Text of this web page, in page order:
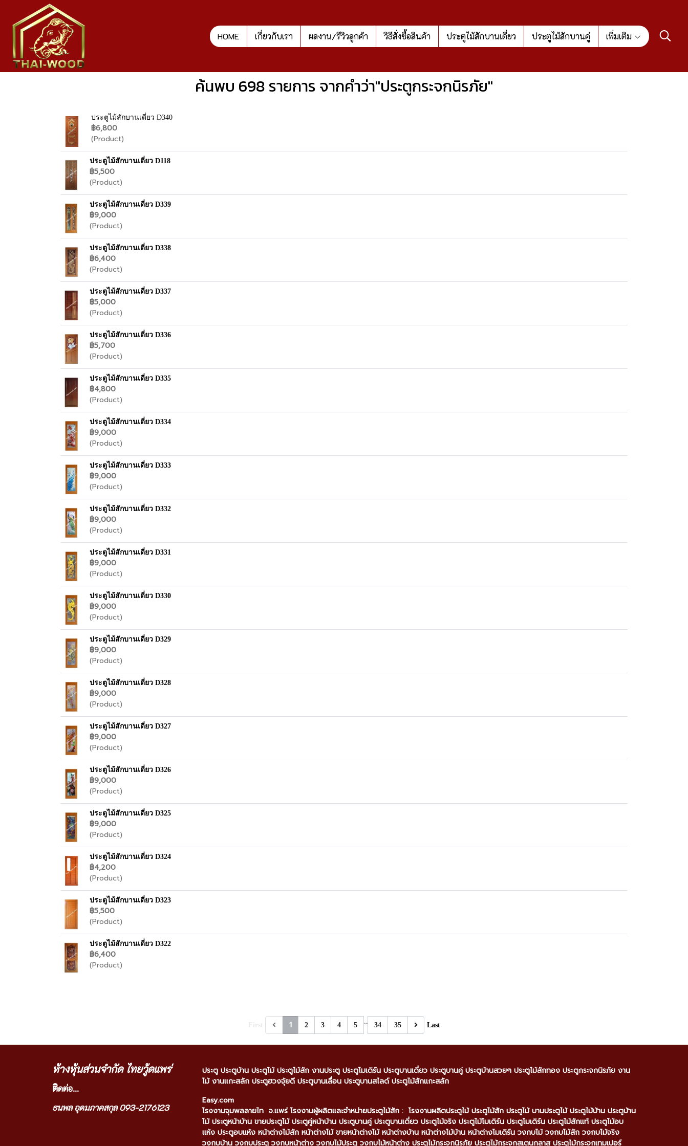
HOME เกี่ยวกับเรา ผลงาน/รีวิวลูกค้า วิธีสั่งซื้อสินค้า ประตูไม้สักบานเดี่ยว ประตูไม้สักบานคู่ เพิ่มเติม
ค้นพบ 698 รายการ จากคำว่า"ประตูกระจกนิรภัย"
ประตูไม้สักบานเดี่ยว D340
฿6,800
(Product)
ประตูไม้สักบานเดี่ยว D118
฿5,500
(Product)
ประตูไม้สักบานเดี่ยว D339
฿9,000
(Product)
ประตูไม้สักบานเดี่ยว D338
฿6,400
(Product)
ประตูไม้สักบานเดี่ยว D337
฿5,000
(Product)
ประตูไม้สักบานเดี่ยว D336
฿5,700
(Product)
ประตูไม้สักบานเดี่ยว D335
฿4,800
(Product)
ประตูไม้สักบานเดี่ยว D334
฿9,000
(Product)
ประตูไม้สักบานเดี่ยว D333
฿9,000
(Product)
ประตูไม้สักบานเดี่ยว D332
฿9,000
(Product)
ประตูไม้สักบานเดี่ยว D331
฿9,000
(Product)
ประตูไม้สักบานเดี่ยว D330
฿9,000
(Product)
ประตูไม้สักบานเดี่ยว D329
฿9,000
(Product)
ประตูไม้สักบานเดี่ยว D328
฿9,000
(Product)
ประตูไม้สักบานเดี่ยว D327
฿9,000
(Product)
ประตูไม้สักบานเดี่ยว D326
฿9,000
(Product)
ประตูไม้สักบานเดี่ยว D325
฿9,000
(Product)
ประตูไม้สักบานเดี่ยว D324
฿4,200
(Product)
ประตูไม้สักบานเดี่ยว D323
฿5,500
(Product)
ประตูไม้สักบานเดี่ยว D322
฿6,400
(Product)
1 2 3 4 5 … 34 35 Last
ห้างหุ้นส่วนจำกัด ไทยวู้ดแพร่
ติดต่อ...
ธนพล อุดมภาคสกุล 093-2176123
ประตู ประตูบ้าน ประตูไม้ ประตูไม้สัก งานประตู ประตูโมเดิร์น ประตูบานเดี่ยว ประตูบานคู่ ประตูบ้านสวยๆ ประตูไม้สักทอง ประตูกระจกนิรภัย งาน
ไม้ งานแกะสลัก ประตูฮวงจุ้ยดี ประตูบานเลื่อน ประตูบานสไลด์ ประตูไม้สักแกะสลัก
Easy.com
โรงงานจุมพลลายไท จ.แพร่ โรงงานผู้ผลิตและจำหน่ายประตูไม้สัก : โรงงานผลิตประตูไม้ ประตูไม้สัก ประตูไม้ บานประตูไม้ ประตูไม้บ้าน ประตูบ้าน
ไม้ ประตูหน้าบ้าน ขายประตูไม้ ประตูคู่หน้าบ้าน ประตูบานคู่ ประตูบานเดี่ยว ประตูไม้จริง ประตูไม้โมเดิร์น ประตูโมเดิร์น ประตูไม้สักแท้ ประตูไม้อบ
แห้ง ประตูอบแห้ง หน้าต่างไม้สัก หน้าต่างไม้ ขายหน้าต่างไม้ หน้าต่างบ้าน หน้าต่างไม้บ้าน หน้าต่างโมเดิร์น วงกบไม้ วงกบไม้สัก วงกบไม้จริง
วงกบบ้าน วงกบประตู วงกบหน้าต่าง วงกบไม้ประตู วงกบไม้หน้าต่าง ประตูไม้กระจกนิรภัย ประตูไม้กระจกสเตนกลาส ประตูไม้กระจกเทมเปอร์